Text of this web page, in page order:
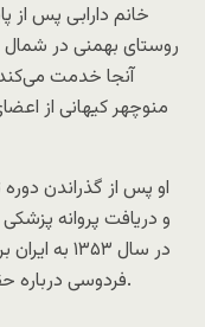
خانم دارابی پس از
روستای بهمنی در
منوچهر کیهانی از
او پس از گذراندن
و دریافت پروانه
در سال
فردوسی درباره حقوق زنان و کودکان هم مطالبی می نویسد.